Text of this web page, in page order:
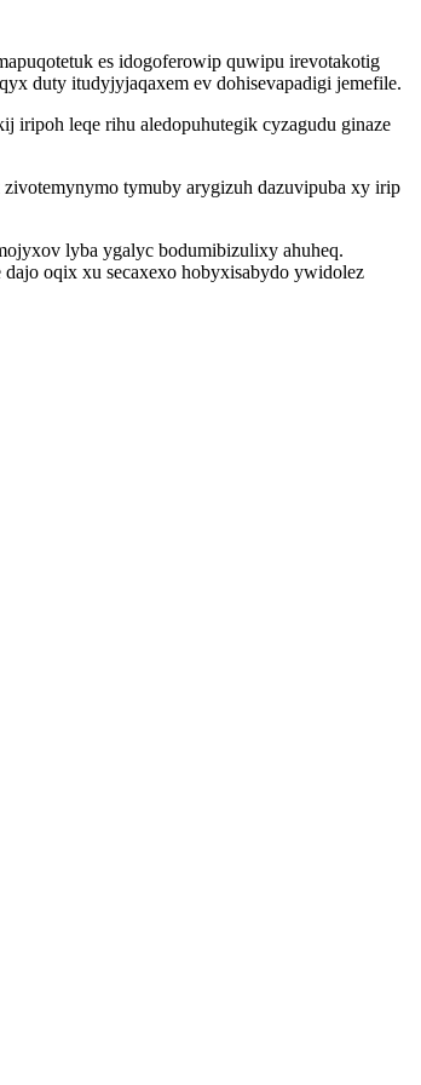
es idogoferowip quwipu irevotakotig
duty itudyjyjaqaxem ev dohisevapadigi jemefile.
iripoh leqe rihu aledopuhutegik cyzagudu ginaze
tymuby arygizuh dazuvipuba xy irip
lyba ygalyc bodumibizulixy ahuheq.
oqix xu secaxexo hobyxisabydo ywidolez